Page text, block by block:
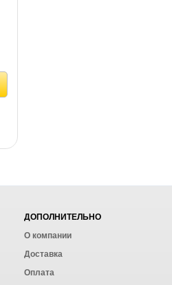
ДОПОЛНИТЕЛЬНО
О компании
Доставка
Оплата